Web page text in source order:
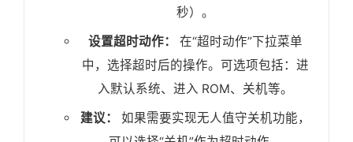
秒）。
设置超时动作：
在“超时动作”下拉菜单
中，选择超时后的操作。可选项包括：进
入默认系统、进入 ROM、关机等。
建议：
如果需要实现无人值守关机功能，